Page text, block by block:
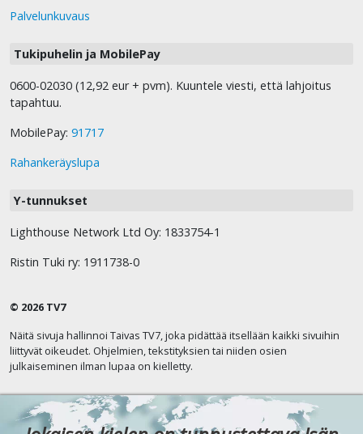
Palvelunkuvaus
Tukipuhelin ja MobilePay
0600-02030 (12,92 eur + pvm). Kuuntele viesti, että lahjoitus
tapahtuu.
MobilePay: 91717
Rahankeräyslupa
Y-tunnukset
Lighthouse Network Ltd Oy: 1833754-1
Ristin Tuki ry: 1911738-0
© 2026 TV7
Näitä sivuja hallinnoi Taivas TV7, joka pidättää itsellään kaikki sivuihin
liittyvät oikeudet. Ohjelmien, tekstityksien tai niiden osien
julkaiseminen ilman lupaa on kielletty.